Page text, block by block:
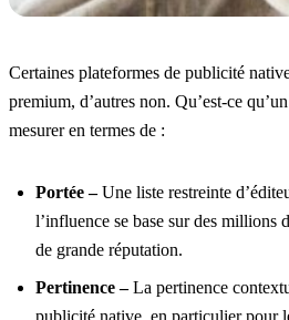
Certaines plateformes de publicité
premium, d’autres non. Qu’est-ce
mesurer en termes de :
Portée –Une liste restreinte
l’influence se base sur des millions
de grande réputation.
Pertinence –La pertinence
publicité native, en particulier pour